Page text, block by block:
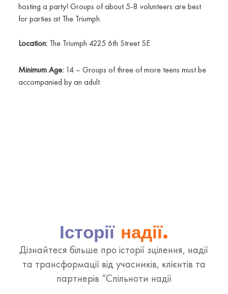
hosting a party! Groups of about 5-8 volunteers are best
for parties at The Triumph.
Location: The Triumph 4225 6th Street SE
Minimum Age: 14 – Groups of three of more teens must be
accompanied by an adult.
Історії надії.
Дізнайтеся більше про історії зцілення, надії
та трансформації від учасників, клієнтів та
партнерів “Спільноти надії